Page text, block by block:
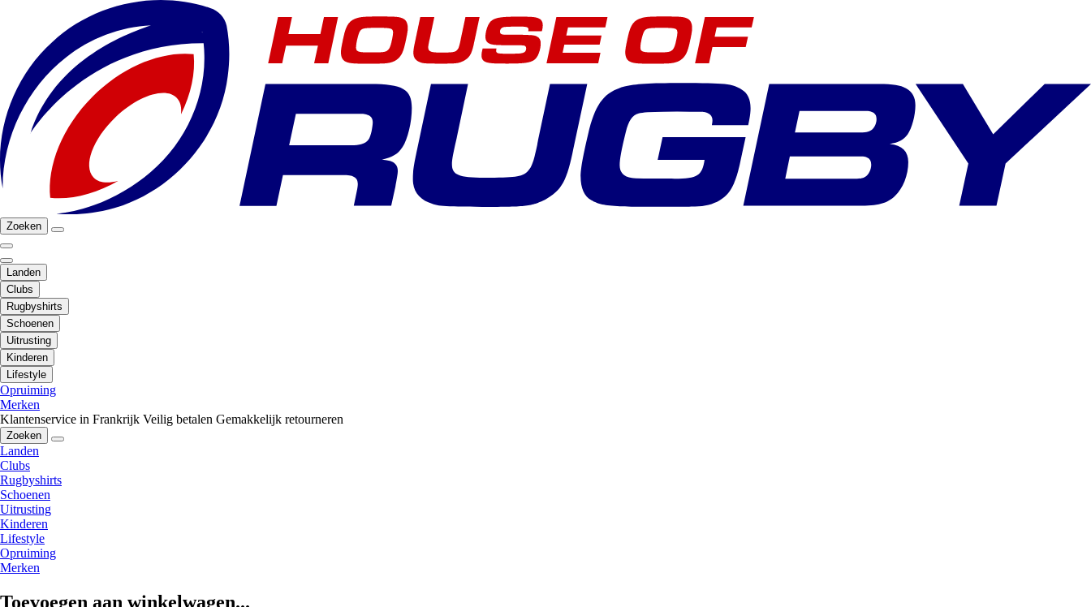
Zoeken
Landen
Clubs
Rugbyshirts
Schoenen
Uitrusting
Kinderen
Lifestyle
Opruiming
Merken
Klantenservice in Frankrijk Veilig betalen Gemakkelijk retourneren
Zoeken
Landen
Clubs
Rugbyshirts
Schoenen
Uitrusting
Kinderen
Lifestyle
Opruiming
Merken
Toevoegen aan winkelwagen...